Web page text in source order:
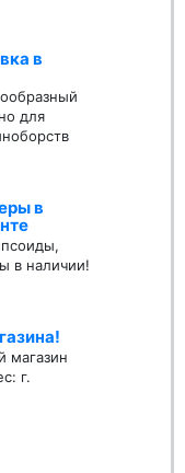
в
для
в
в наличии!
магазин
г.